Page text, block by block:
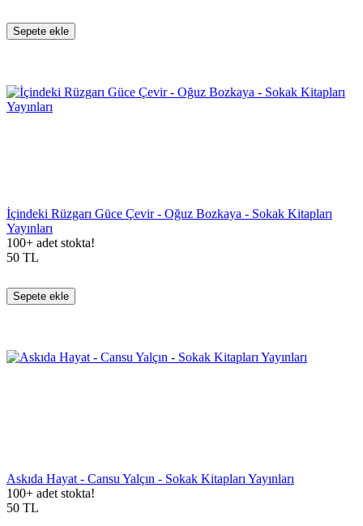
Sepete ekle
İçindeki Rüzgarı Güce Çevir - Oğuz Bozkaya - Sokak Kitapları
Yayınları
100+ adet stokta!
50 TL
Sepete ekle
Askıda Hayat - Cansu Yalçın - Sokak Kitapları Yayınları
100+ adet stokta!
50 TL